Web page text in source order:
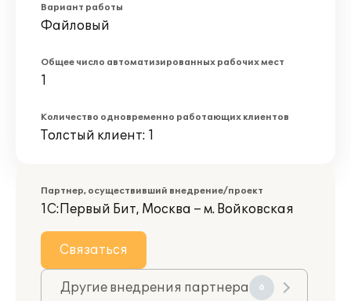
Вариант работы
Файловый
Общее число автоматизированных рабочих мест
1
Количество одновременно работающих клиентов
Толстый клиент: 1
Партнер, осуществивший внедрение/проект
1С:Первый Бит, Москва – м. Войковская
Связаться
Другие внедрения партнера 6